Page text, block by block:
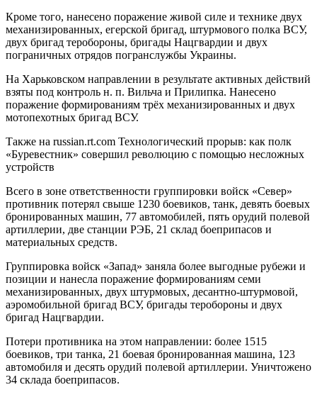
Кроме того, нанесено поражение живой силе и технике двух
механизированных, егерской бригад, штурмового полка ВСУ,
двух бригад теробороны, бригады Нацгвардии и двух
пограничных отрядов погранслужбы Украины.
На Харьковском направлении в результате активных действий
взяты под контроль н. п. Вильча и Прилипка. Нанесено
поражение формированиям трёх механизированных и двух
мотопехотных бригад ВСУ.
Также на russian.rt.com Технологический прорыв: как полк
«Буревестник» совершил революцию с помощью несложных
устройств
Всего в зоне ответственности группировки войск «Север»
противник потерял свыше 1230 боевиков, танк, девять боевых
бронированных машин, 77 автомобилей, пять орудий полевой
артиллерии, две станции РЭБ, 21 склад боеприпасов и
материальных средств.
Группировка войск «Запад» заняла более выгодные рубежи и
позиции и нанесла поражение формированиям семи
механизированных, двух штурмовых, десантно-штурмовой,
аэромобильной бригад ВСУ, бригады теробороны и двух
бригад Нацгвардии.
Потери противника на этом направлении: более 1515
боевиков, три танка, 21 боевая бронированная машина, 123
автомобиля и десять орудий полевой артиллерии. Уничтожено
34 склада боеприпасов.